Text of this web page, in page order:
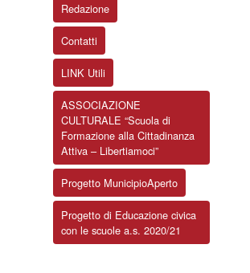
Redazione
Contatti
LINK Utili
ASSOCIAZIONE
CULTURALE “Scuola di
Formazione alla Cittadinanza
Attiva – Libertiamoci”
Progetto MunicipioAperto
Progetto di Educazione civica
con le scuole a.s. 2020/21